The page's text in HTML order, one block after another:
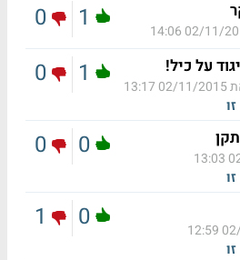
02/11/2015
1
0
על כיל!
02/11/2015 13:17
1
0
0
0
02/
0
1